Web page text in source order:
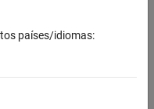
países/idiomas: